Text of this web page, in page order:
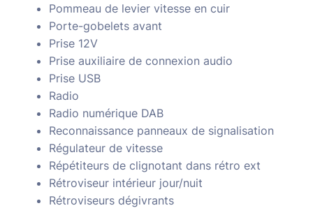
Pommeau de levier vitesse en cuir
Porte-gobelets avant
Prise 12V
Prise auxiliaire de connexion audio
Prise USB
Radio
Radio numérique DAB
Reconnaissance panneaux de signalisation
Régulateur de vitesse
Répétiteurs de clignotant dans rétro ext
Rétroviseur intérieur jour/nuit
Rétroviseurs dégivrants